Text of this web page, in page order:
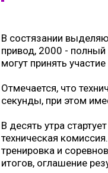
В состязании
привод, 2000 -
могут принять
Отмечается, что
секунды, при этом
В десять утра
техническая
тренировка и
итогов, оглашение